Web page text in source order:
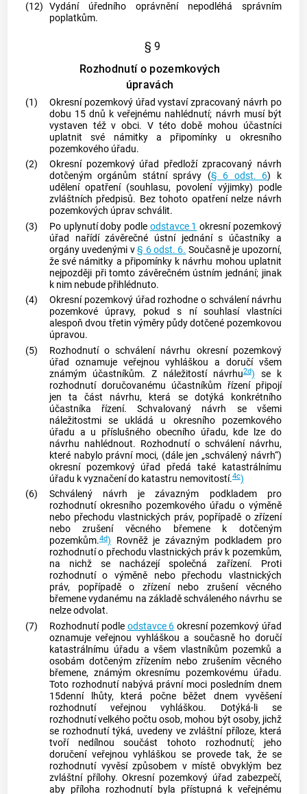
(12) Vydání úředního oprávnění nepodléhá správním
poplatkům.
§ 9
Rozhodnutí o pozemkových
úpravách
(1)
Okresní pozemkový úřad vystaví zpracovaný návrh po
dobu 15 dnů k veřejnému nahlédnutí; návrh musí být
vystaven též v obci. V této době mohou účastníci
uplatnit své námitky a připomínky u okresního
pozemkového úřadu.
(2)
Okresní pozemkový úřad předloží zpracovaný návrh
dotčeným orgánům státní správy (§ 6 odst. 6) k
udělení opatření (souhlasu, povolení výjimky) podle
zvláštních předpisů. Bez tohoto opatření nelze návrh
pozemkových úprav schválit.
(3)
Po uplynutí doby podle odstavce 1 okresní pozemkový
úřad nařídí závěrečné ústní jednání s účastníky a
orgány uvedenými v§ 6 odst. 6. Současně je upozorní,
že své námitky a připomínky k návrhu mohou uplatnit
nejpozději při tomto závěrečném ústním jednání; jinak
k nim nebude přihlédnuto.
(4)
Okresní pozemkový úřad rozhodne o schválení návrhu
pozemkové úpravy, pokud s ní souhlasí vlastníci
alespoň dvou třetin výměry půdy dotčené pozemkovou
úpravou.
(5)
Rozhodnutí o schválení návrhu okresní pozemkový
úřad oznamuje veřejnou vyhláškou a doručí všem
známým účastníkům. Z náležitostí návrhu2d) se k
rozhodnutí doručovanému účastníkům řízení připojí
jen ta část návrhu, která se dotýká konkrétního
účastníka řízení. Schvalovaný návrh se všemi
náležitostmi se ukládá u okresního pozemkového
úřadu a u příslušného obecního úřadu, kde lze do
návrhu nahlédnout. Rozhodnutí o schválení návrhu,
které nabylo právní moci, (dále jen „schválený návrh“)
okresní pozemkový úřad předá také katastrálnímu
úřadu k vyznačení do katastru nemovitostí.4c)
(6)
Schválený návrh je závazným podkladem pro
rozhodnutí okresního pozemkového úřadu o výměně
nebo přechodu vlastnických práv, popřípadě o zřízení
nebo zrušení věcného břemene k dotčeným
pozemkům.4d) Rovněž je závazným podkladem pro
rozhodnutí o přechodu vlastnických práv k pozemkům,
na nichž se nacházejí společná zařízení. Proti
rozhodnutí o výměně nebo přechodu vlastnických
práv, popřípadě o zřízení nebo zrušení věcného
břemene vydanému na základě schváleného návrhu se
nelze odvolat.
(7)
Rozhodnutí podle odstavce 6 okresní pozemkový úřad
oznamuje veřejnou vyhláškou a současně ho doručí
katastrálnímu úřadu a všem vlastníkům pozemků a
osobám dotčeným zřízením nebo zrušením věcného
břemene, známým okresnímu pozemkovému úřadu.
Toto rozhodnutí nabývá právní moci posledním dnem
15denní lhůty, která počne běžet dnem vyvěšení
rozhodnutí veřejnou vyhláškou. Dotýká-li se
rozhodnutí velkého počtu osob, mohou být osoby, jichž
se rozhodnutí týká, uvedeny ve zvláštní příloze, která
tvoří nedílnou součást tohoto rozhodnutí; jeho
doručení veřejnou vyhláškou se provede tak, že se
rozhodnutí vyvěsí způsobem v místě obvyklým bez
zvláštní přílohy. Okresní pozemkový úřad zabezpečí,
aby příloha rozhodnutí byla přístupná k veřejnému